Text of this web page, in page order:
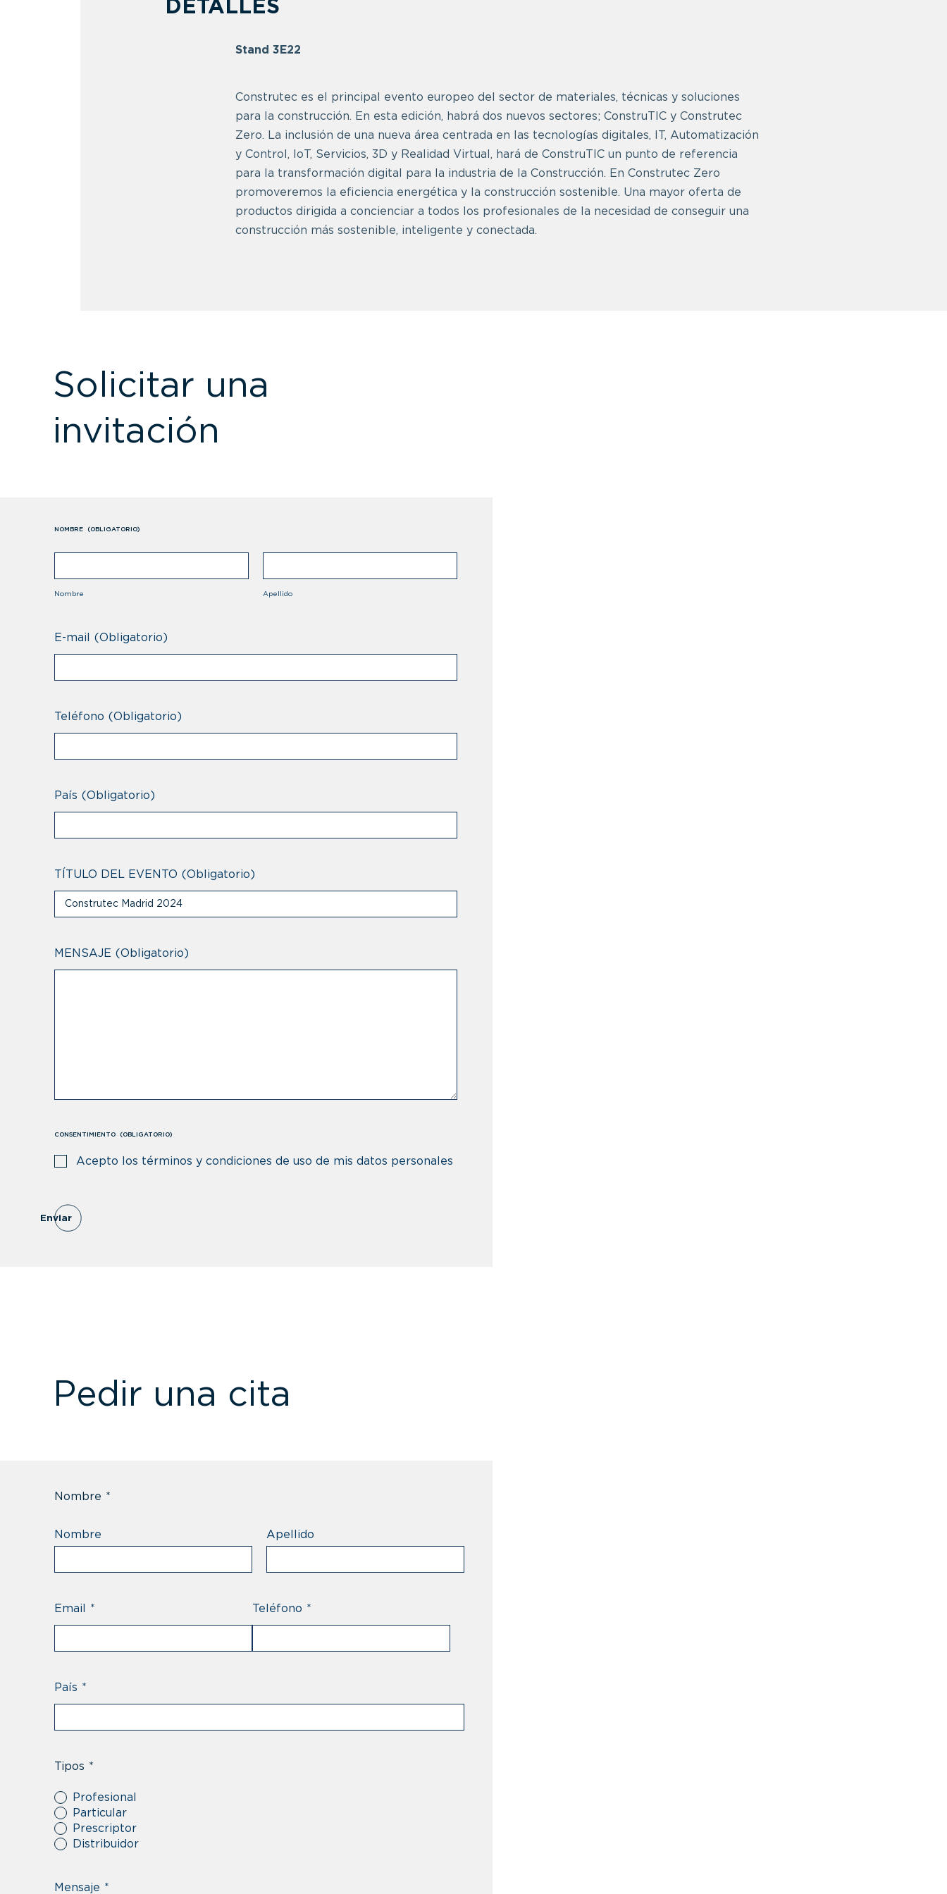
DETALLES
Stand 3E22
Construtec es el principal evento europeo del sector de materiales, técnicas y soluciones
para la construcción. En esta edición, habrá dos nuevos sectores; ConstruTIC y Construtec
Zero. La inclusión de una nueva área centrada en las tecnologías digitales, IT, Automatización
y Control, IoT, Servicios, 3D y Realidad Virtual, hará de ConstruTIC un punto de referencia
para la transformación digital para la industria de la Construcción. En Construtec Zero
promoveremos la eficiencia energética y la construcción sostenible. Una mayor oferta de
productos dirigida a concienciar a todos los profesionales de la necesidad de conseguir una
construcción más sostenible, inteligente y conectada.
Solicitar una
invitación
NOMBRE (OBLIGATORIO)
Nombre Apellido
E-mail (Obligatorio)
Teléfono (Obligatorio)
País (Obligatorio)
TÍTULO DEL EVENTO (Obligatorio)
MENSAJE (Obligatorio)
CONSENTIMIENTO (OBLIGATORIO)
Acepto los términos y condiciones de uso de mis datos personales
Enviar
Pedir una cita
Nombre *
Nombre Apellido
Email * Teléfono *
País *
Tipos *
Profesional
Particular
Prescriptor
Distribuidor
Mensaje *